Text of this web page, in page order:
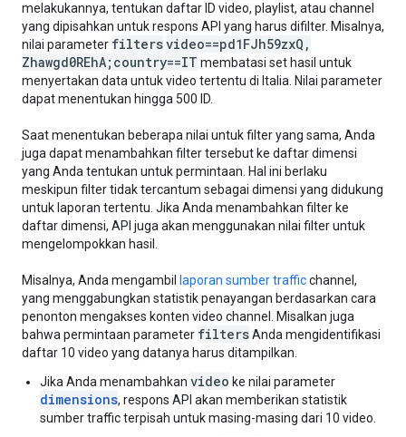
melakukannya, tentukan daftar ID video, playlist, atau channel
yang dipisahkan untuk respons API yang harus difilter. Misalnya,
nilai parameter filtersvideo==pd1FJh59zxQ ,
Zhawgd0REhA;country==IT membatasi set hasil untuk
menyertakan data untuk video tertentu di Italia. Nilai parameter
dapat menentukan hingga 500 ID.
Saat menentukan beberapa nilai untuk filter yang sama, Anda
juga dapat menambahkan filter tersebut ke daftar dimensi
yang Anda tentukan untuk permintaan. Hal ini berlaku
meskipun filter tidak tercantum sebagai dimensi yang didukung
untuk laporan tertentu. Jika Anda menambahkan filter ke
daftar dimensi, API juga akan menggunakan nilai filter untuk
mengelompokkan hasil.
Misalnya, Anda mengambil laporan sumber trafficchannel,
yang menggabungkan statistik penayangan berdasarkan cara
penonton mengakses konten video channel. Misalkan juga
bahwa permintaan parameter filtersAnda mengidentifikasi
daftar 10 video yang datanya harus ditampilkan.
Jika Anda menambahkan video ke nilai parameter
dimensions, respons API akan memberikan statistik
sumber traffic terpisah untuk masing-masing dari 10 video.